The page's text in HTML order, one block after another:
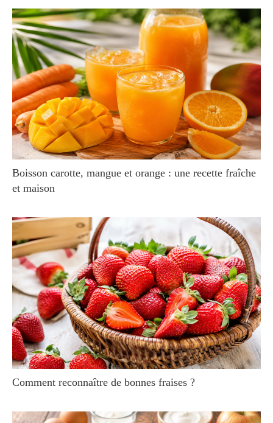
Boisson carotte, mangue et orange : une recette fraîche
et maison
Comment reconnaître de bonnes fraises ?